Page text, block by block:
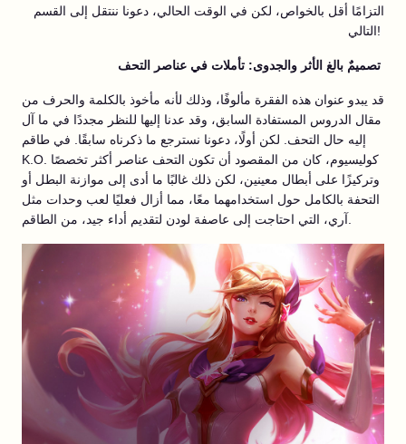
التزامًا أقل بالخواص، لكن في الوقت الحالي، دعونا ننتقل إلى القسم
التالي!
قد يبدو عنوان هذه الفقرة مألوفًا، وذلك لأنه مأخوذ بالكلمة والحرف من
مقال الدروس المستفادة السابق، وقد عدنا إليها للنظر مجددًا في ما آل
إليه حال التحف. لكن أولًا، دعونا نسترجع ما ذكرناه سابقًا. في طاقم
K.O. كوليسيوم، كان من المقصود أن تكون التحف عناصر أكثر تخصصًا
وتركيزًا على أبطال معينين، لكن ذلك غالبًا ما أدى إلى موازنة البطل أو
التحفة بالكامل حول استخدامهما معًا، مما أزال فعليًا لعب وحدات مثل